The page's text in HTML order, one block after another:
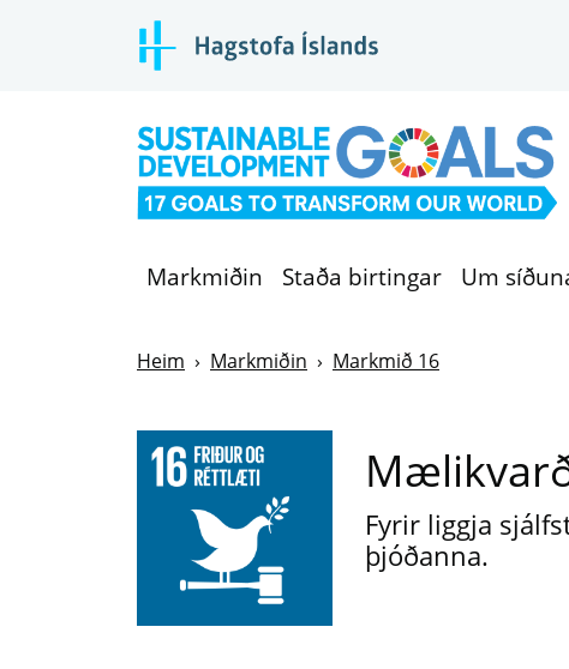
Markmiðin Staða birtingar Um
Heim Markmiðin Markmið 16
Fyrir liggja
þjóðanna.